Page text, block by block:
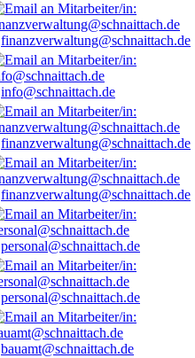
finanzverwaltung@schnaittach.de
info@schnaittach.de
finanzverwaltung@schnaittach.de
finanzverwaltung@schnaittach.de
personal@schnaittach.de
personal@schnaittach.de
bauamt@schnaittach.de